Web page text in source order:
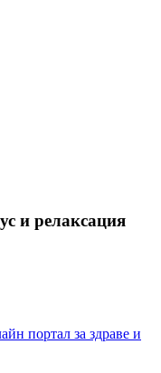
и релаксация
портал за здраве и